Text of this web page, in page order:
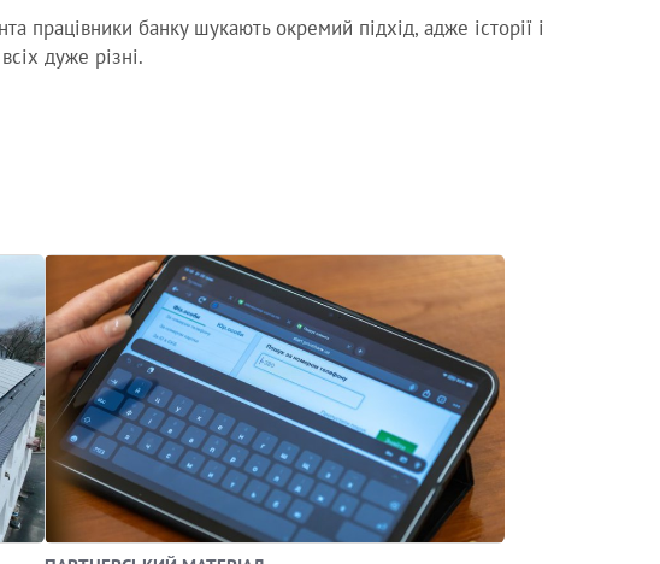
працівники банку шукають окремий підхід, адже історії і
дуже різні.